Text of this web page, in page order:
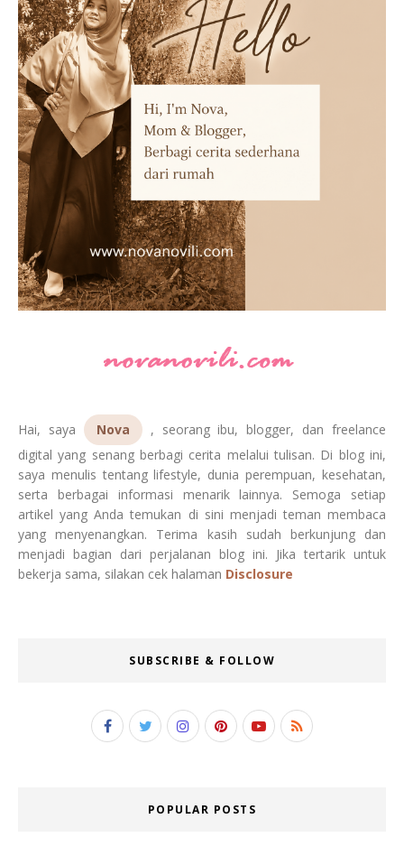
Hai, saya Nova
, seorang ibu, blogger, dan freelance
digital yang senang berbagi cerita melalui tulisan. Di blog ini,
saya menulis tentang lifestyle, dunia perempuan, kesehatan,
serta berbagai informasi menarik lainnya. Semoga setiap
artikel yang Anda temukan di sini menjadi teman membaca
yang menyenangkan. Terima kasih sudah berkunjung dan
menjadi bagian dari perjalanan blog ini. Jika tertarik untuk
bekerja sama, silakan cek halaman Disclosure
SUBSCRIBE & FOLLOW
POPULAR POSTS